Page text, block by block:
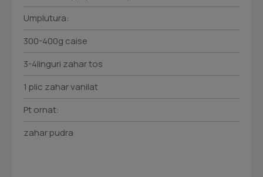
Umplutura:
300-400g caise
3-4linguri zahar tos
1 plic zahar vanilat
Pt ornat:
zahar pudra